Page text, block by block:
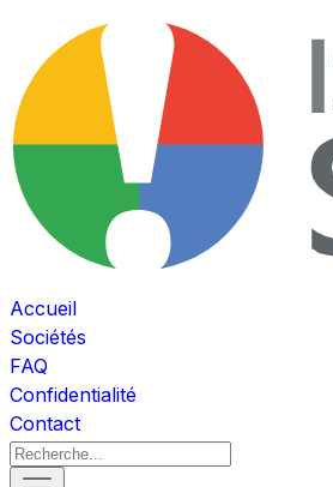
Accueil
Sociétés
FAQ
Confidentialité
Contact